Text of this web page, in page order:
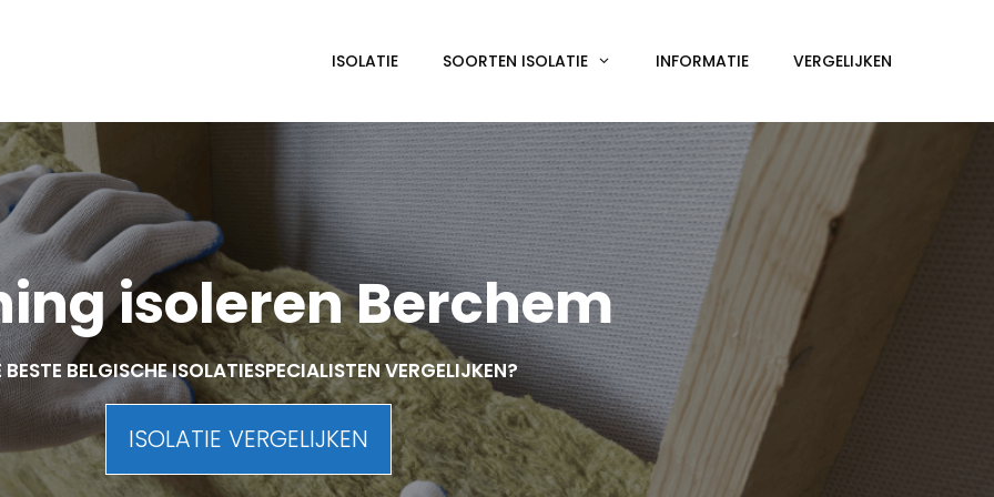
ISOLATIE SOORTEN ISOLATIE INFORMATIE VERGELIJKEN
isoleren Berchem
BESTE BELGISCHE ISOLATIESPECIALISTEN VERGELIJKEN?
ISOLATIE VERGELIJKEN